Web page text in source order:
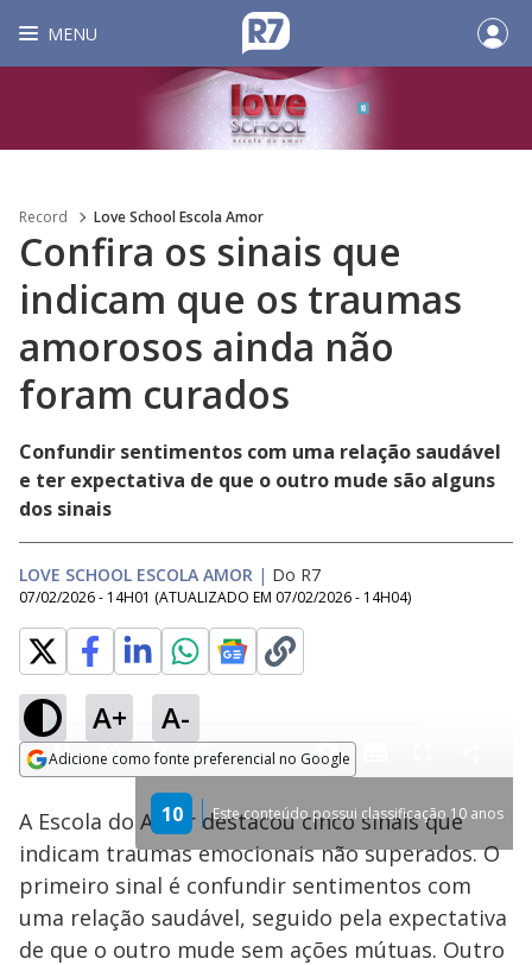
MENU
Record Love School Escola Amor
Confira os sinais que
indicam que os traumas
amorosos ainda não
foram curados
Confundir sentimentos com uma relação saudável
e ter expectativa de que o outro mude são alguns
dos sinais
LOVE SCHOOL ESCOLA AMOR | Do R7
07/02/2026 - 14H01 (ATUALIZADO EM 07/02/2026 - 14H04)
A+ A-
Adicione como fonte preferencial no Google
Opens in new window
10
Este conteúdo possui classificação 10 anos
Ativar
Loaded:
3.52%
A Escola do Amor destacou cinco sinais que
indicam traumas emocionais não superados. O
primeiro sinal é confundir sentimentos com
uma relação saudável, seguido pela expectativa
de que o outro mude sem ações mútuas. Outro